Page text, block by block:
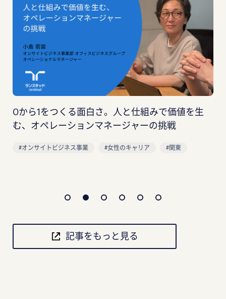
事務系と製造系の壁を越えて。自分たちで「最適
な働き方」を創り上げる、オンサイト管理者の醍
記事をもっと見る